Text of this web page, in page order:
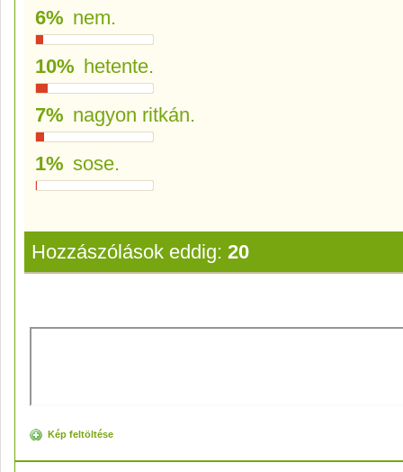
6% nem.
10% hetente.
7% nagyon ritkán.
1% sose.
Hozzászólások eddig: 20
Kép feltöltése